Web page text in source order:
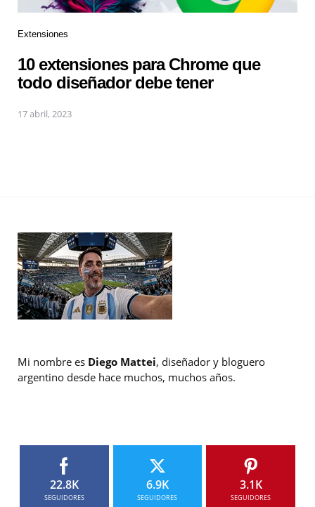
Extensiones
10 extensiones para Chrome que
todo diseñador debe tener
17 abril, 2023
Mi nombre es Diego Mattei, diseñador y bloguero
argentino desde hace muchos, muchos años.
22.8K
SEGUIDORES
6.9K
SEGUIDORES
3.1K
SEGUIDORES